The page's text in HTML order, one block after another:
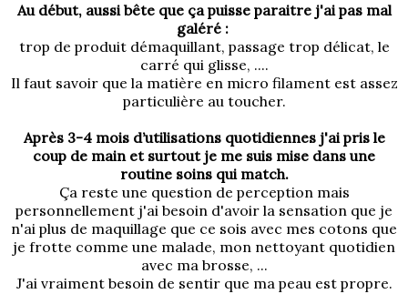
Au début, aussi bête que ça puisse paraitre j'ai pas mal
galéré :
trop de produit démaquillant, passage trop délicat, le
carré qui glisse, ....
Il faut savoir que la matière en micro filament est assez
particulière au toucher.
Après 3-4 mois d’utilisations quotidiennes j'ai pris le
coup de main et surtout je me suis mise dans une
routine soins qui match.
Ça reste une question de perception mais
personnellement j'ai besoin d'avoir la sensation que je
n'ai plus de maquillage que ce sois avec mes cotons que
je frotte comme une malade, mon nettoyant quotidien
avec ma brosse, ...
J'ai vraiment besoin de sentir que ma peau est propre.